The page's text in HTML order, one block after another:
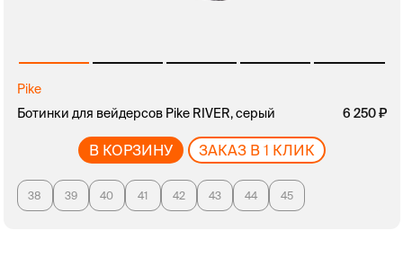
Pike
Ботинки для вейдерсов Pike RIVER, серый
6 250
В КОРЗИНУ ЗАКАЗ В 1 КЛИК
38 39 40 41 42 43 44 45